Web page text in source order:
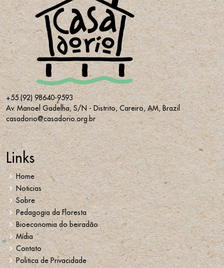
+55(92) 98640-9593
Av. Manoel Gadelha, S/N - Distrito, Careiro, AM, Brazil
casadorio@casadorio.org.br
Links
Home
Noticias
Sobre
Pedagogia da Floresta
Bioeconomia do beiradão
Mídia
Contato
Politica de Privacidade